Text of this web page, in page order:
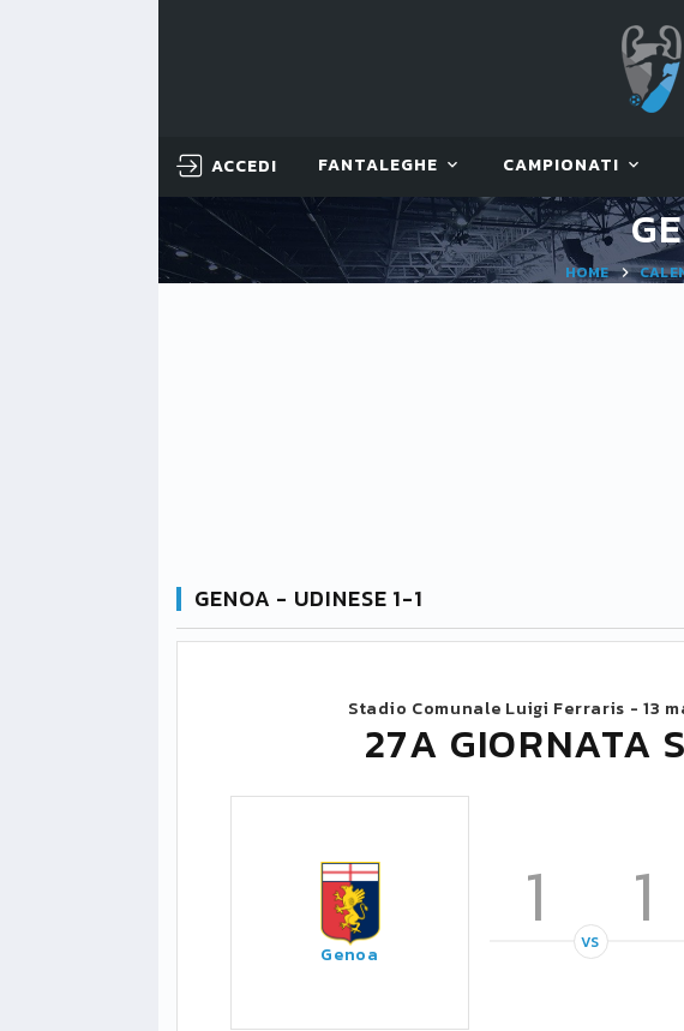
ACCEDI FANTALEGHE CAMPIONATI
HOME
GENOA - UDINESE 1-1
Stadio Comunale Luigi Ferraris -13
27A GIORNATA
Genoa
1 1
VS